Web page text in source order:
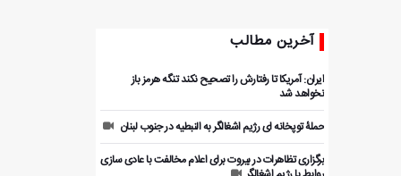
آخرین مطالب
ایران: آمریکا تا رفتارش را تصحیح نکند تنگه هرمز باز
نخواهد شد
حملۀ توپخانه ای رژیم اشغالگر به النبطیه در جنوب لبنان
برگزاری تظاهرات در بیروت برای اعلام مخالفت با عادی سازی